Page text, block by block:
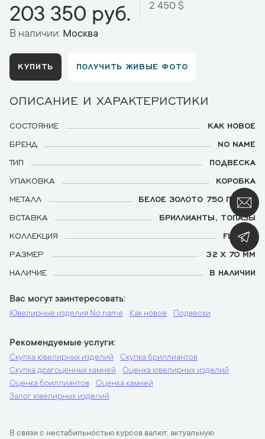
203 350 руб. 2 450 $
В наличии: Москва
КУПИТЬ ПОЛУЧИТЬ ЖИВЫЕ ФОТО
ОПИСАНИЕ И ХАРАКТЕРИСТИКИ
СОСТОЯНИЕ
КАК НОВОЕ
БРЕНД
NO NAME
ТИП
ПОДВЕСКА
УПАКОВКА
КОРОБКА
МЕТАЛЛ
БЕЛОЕ ЗОЛОТО 750 ПРОБЫ
ВСТАВКА
БРИЛЛИАНТЫ, ТОПАЗЫ
КОЛЛЕКЦИЯ
FLOWER
РАЗМЕР
32 Х 70 ММ
НАЛИЧИЕ
В НАЛИЧИИ
Вас могут заинтересовать
Ювелирные изделия No name Как новое Подвески
Рекомендуемые услуги
Скупка ювелирных изделий
Скупка бриллиантов
Скупка драгоценных камней
Оценка ювелирных изделий
Оценка бриллиантов
Оценка камней
Залог ювелирных изделий
В связи с нестабильностью курсов валют, актуальную